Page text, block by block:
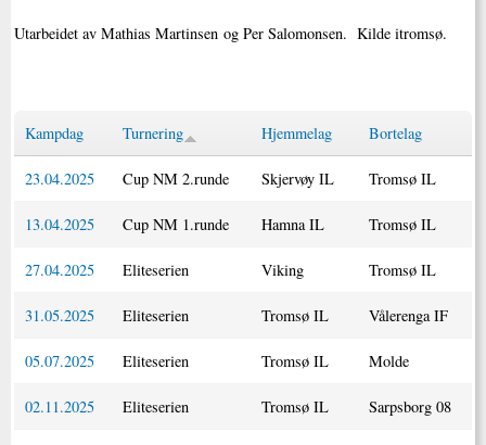
Utarbeidet av Mathias Martinsen og Per Salomonsen. Kilde itromsø.
Kampdag Turnering Hjemmelag Bortelag
23.04.2025 Cup NM 2.runde Skjervøy IL Tromsø IL
13.04.2025 Cup NM 1.runde Hamna IL Tromsø IL
27.04.2025 Eliteserien Viking Tromsø IL
31.05.2025 Eliteserien Tromsø IL Vålerenga IF
05.07.2025 Eliteserien Tromsø IL Molde
02.11.2025 Eliteserien Tromsø IL Sarpsborg 08